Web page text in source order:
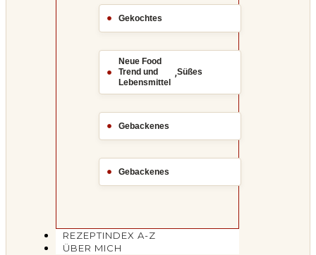
Gekochtes
Neue Food
Trend und
Lebensmittel
,Süßes
Gebackenes
Gebackenes
REZEPTINDEX A-Z
ÜBER MICH